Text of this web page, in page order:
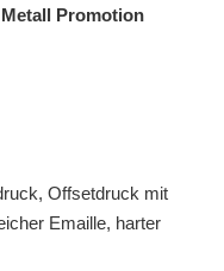
Promotion
Offsetdruck mit
Emaille, harter